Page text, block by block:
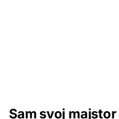
Sam svoj majstor